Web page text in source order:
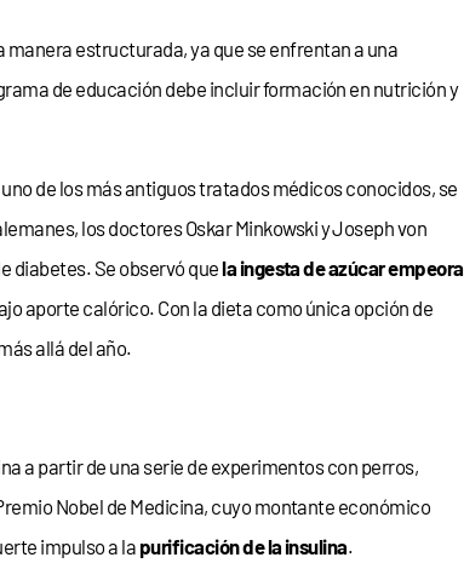
manera estructurada, ya que se enfrentan a una
de educación debe incluir formación en nutrición y
de los más antiguos tratados médicos conocidos, se
los doctores Oskar Minkowski y Joseph von
diabetes. Se observó quela ingesta de azúcar empeora
aporte calórico. Con la dieta como única opción de
allá del año.
a partir de una serie de experimentos con perros,
Nobel de Medicina, cuyo montante económico
impulso a la purificación de la insulina.